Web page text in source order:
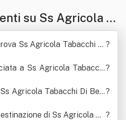
su Ss Agricola T
Giovanni E C
Ss Agricola Tabacchi Di ?
a Ss Agricola Tabacchi?
Agricola Tabacchi Di Bert?
di Ss Agricola Ta ?